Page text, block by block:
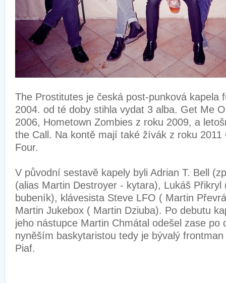
The Prostitutes je česká post-punková kapela
2004. od té doby stihla vydat 3 alba. Get Me
2006, Hometown Zombies z roku 2009, a
the Call. Na kontě mají také žívák z roku 2011
Four.
V původní sestavě kapely byli Adrian T. Bell
(alias Martin Destroyer - kytara), Lukáš Přikryl
bubeník), klávesista Steve LFO ( Martin
Martin Jukebox ( Martin Dziuba). Po debutu
jeho nástupce Martin Chmátal odešel zase po
nyněším baskytaristou tedy je bývalý frontman
Piaf.